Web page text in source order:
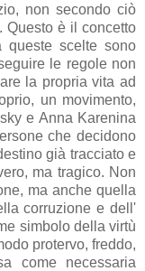
non secondo ciò
Questo è il concetto
queste scelte sono
le regole non
la propria vita ad
un movimento,
e Anna Karenina
che decidono
già tracciato e
ma tragico. Non
ma anche quella
corruzione e dell'
simbolo della virtù
protervo, freddo,
come necessaria